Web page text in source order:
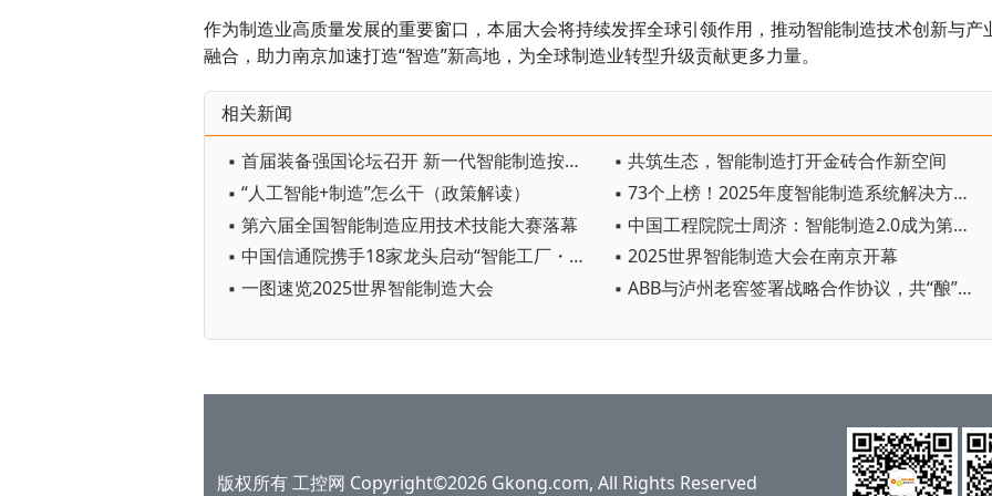
作为制造业高质量发展的重要窗口，本届大会将持续发挥全球引领作用，推动智能制造技术创新与产
融合，助力南京加速打造“智造”新高地，为全球制造业转型升级贡献更多力量。
相关新闻
▪ 首届装备强国论坛召开 新一代智能制造按下“加速键”
▪ 共筑生态，智能制造打开金砖合作新空间
▪ “人工智能+制造”怎么干（政策解读）
▪ 73个上榜！2025年度智能制造系统解决方案“揭榜挂帅”项目名单公布
▪ 第六届全国智能制造应用技术技能大赛落幕
▪ 中国工程院院士周济：智能制造2.0成为第四次工业革命核心技术
▪ 中国信通院携手18家龙头启动“智能工厂・工业智能场景创新计划”
▪ 2025世界智能制造大会在南京开幕
▪ 一图速览2025世界智能制造大会
▪ ABB与泸州老窖签署战略合作协议，共“酿”绿色发展新未来
版权所有 工控网 Copyright©2026 Gkong.com, All Rights Reserved